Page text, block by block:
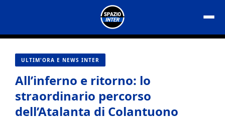
contenuto
ULTIM'ORA E NEWS INTER
All’inferno e ritorno: lo
straordinario percorso
dell’Atalanta di Colantuono